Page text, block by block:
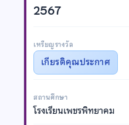
2567
เหรียญรางวัล
เกียรติคุณประกาศ
สถานศึกษา
โรงเรียนเพชรพิทยาคม